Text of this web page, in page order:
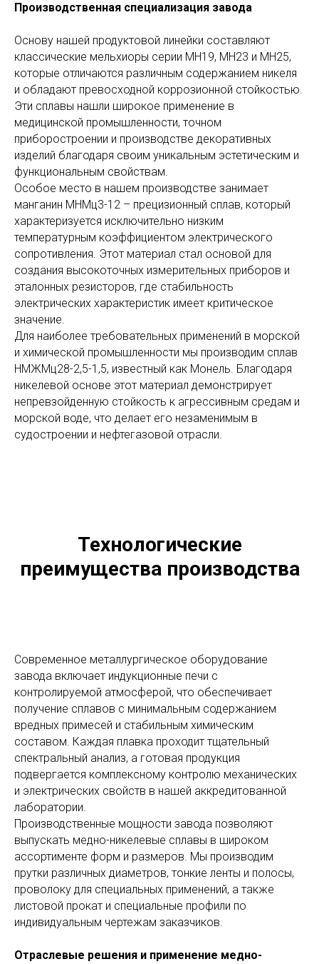
Производственная специализация завода
Основу нашей продуктовой линейки составляют
классические мельхиоры серии МН19, МН23 и МН25,
которые отличаются различным содержанием никеля
и обладают превосходной коррозионной стойкостью.
Эти сплавы нашли широкое применение в
медицинской промышленности, точном
приборостроении и производстве декоративных
изделий благодаря своим уникальным эстетическим и
функциональным свойствам.
Особое место в нашем производстве занимает
манганин МНМц3-12 – прецизионный сплав, который
характеризуется исключительно низким
температурным коэффициентом электрического
сопротивления. Этот материал стал основой для
создания высокоточных измерительных приборов и
эталонных резисторов, где стабильность
электрических характеристик имеет критическое
значение.
Для наиболее требовательных применений в морской
и химической промышленности мы производим сплав
НМЖМц28-2,5-1,5, известный как Монель. Благодаря
никелевой основе этот материал демонстрирует
непревзойденную стойкость к агрессивным средам и
морской воде, что делает его незаменимым в
судостроении и нефтегазовой отрасли.
Технологические
преимущества производства
Современное металлургическое оборудование
завода включает индукционные печи с
контролируемой атмосферой, что обеспечивает
получение сплавов с минимальным содержанием
вредных примесей и стабильным химическим
составом. Каждая плавка проходит тщательный
спектральный анализ, а готовая продукция
подвергается комплексному контролю механических
и электрических свойств в нашей аккредитованной
лаборатории.
Производственные мощности завода позволяют
выпускать медно-никелевые сплавы в широком
ассортименте форм и размеров. Мы производим
прутки различных диаметров, тонкие ленты и полосы,
проволоку для специальных применений, а также
листовой прокат и специальные профили по
индивидуальным чертежам заказчиков.
Отраслевые решения и применение медно-